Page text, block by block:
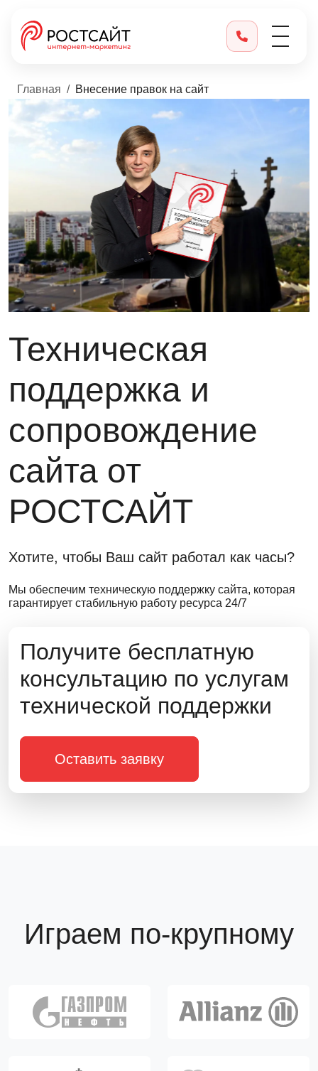
Главная Внесение правок на сайт
Техническая
поддержка и
сопровождение
сайта от
РОСТСАЙТ
Хотите, чтобы Ваш сайт работал как часы?
Мы обеспечим техническую поддержку сайта, которая
гарантирует стабильную работу ресурса 24/7
Получите бесплатную
консультацию по услугам
технической поддержки
Оставить заявку
Играем по-крупному